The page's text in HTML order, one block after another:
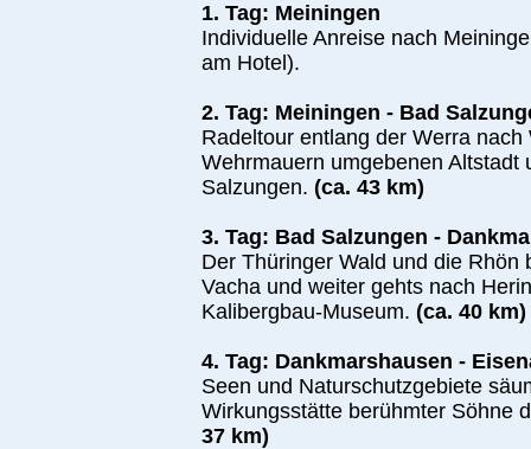
1. Tag: Meiningen
Individuelle Anreise nach
am Hotel).
2. Tag: Meiningen - Bad
Radeltour entlang der Werra
Wehrmauern umgebenen Altstadt
Salzungen. (ca. 43 km)
3. Tag: Bad Salzungen -
Der Thüringer Wald und die Rhön
Vacha und weiter gehts nach
Kalibergbau-Museum. (ca. 40 km)
4. Tag: Dankmarshausen -
Seen und Naturschutzgebiete
Wirkungsstätte berühmter Söhne
37 km)